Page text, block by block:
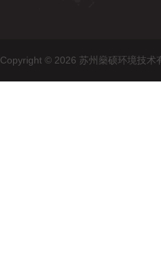
Copyright © 2026 苏州燊硕环境技